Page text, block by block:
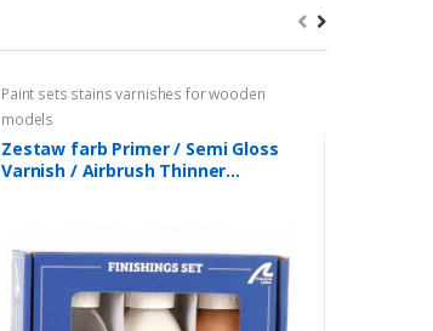
Paint sets stains varnishes for wooden
models
Zestaw farb Primer / Semi Gloss
Varnish / Airbrush Thinner